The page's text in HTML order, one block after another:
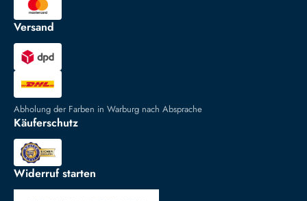
Versand
Abholung der Farben in Warburg nach Absprache
Käuferschutz
Widerruf starten